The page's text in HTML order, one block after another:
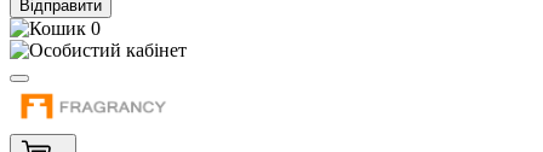
Відправити
0